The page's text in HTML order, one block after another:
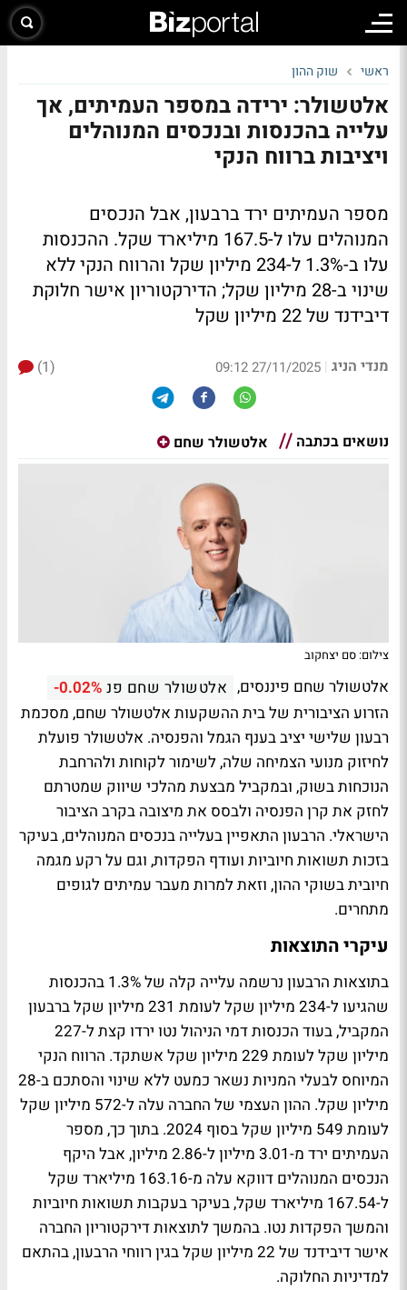
ראשי שוק ההון
אלטשולר: ירידה במספר העמיתים, אך
עלייה בהכנסות ובנכסים המנוהלים
ויציבות ברווח הנקי
מספר העמיתים ירד ברבעון, אבל הנכסים
המנוהלים עלו ל-167.5 מיליארד שקל. ההכנסות
עלו ב-1.3% ל-234 מיליון שקל והרווח הנקי ללא
שינוי ב-28 מיליון שקל; הדירקטוריון אישר חלוקת
דיבידנד של 22 מיליון שקל
מנדי הניג |
27/11/2025 09:12
(1)
נושאים בכתבה אלטשולר שחם
צילום: סם יצחקוב
אלטשולר שחם פיננסים, אלטשולר שחם פנ -0.02%
הזרוע הציבורית של בית ההשקעות אלטשולר שחם, מסכמת
רבעון שלישי יציב בענף הגמל והפנסיה. אלטשולר פועלת
לחיזוק מנועי הצמיחה שלה, לשימור לקוחות ולהרחבת
הנוכחות בשוק, ובמקביל מבצעת מהלכי שיווק שמטרתם
לחזק את קרן הפנסיה ולבסס את מיצובה בקרב הציבור
הישראלי. הרבעון התאפיין בעלייה בנכסים המנוהלים, בעיקר
בזכות תשואות חיוביות ועודף הפקדות, וגם על רקע מגמה
חיובית בשוקי ההון, וזאת למרות מעבר עמיתים לגופים
מתחרים.
עיקרי התוצאות
בתוצאות הרבעון נרשמה עלייה קלה של 1.3% בהכנסות
שהגיעו ל-234 מיליון שקל לעומת 231 מיליון שקל ברבעון
המקביל, בעוד הכנסות דמי הניהול נטו ירדו קצת ל-227
מיליון שקל לעומת 229 מיליון שקל אשתקד. הרווח הנקי
המיוחס לבעלי המניות נשאר כמעט ללא שינוי והסתכם ב-28
מיליון שקל. ההון העצמי של החברה עלה ל-572 מיליון שקל
לעומת 549 מיליון שקל בסוף 2024. בתוך כך, מספר
העמיתים ירד מ-3.01 מיליון ל-2.86 מיליון, אבל היקף
הנכסים המנוהלים דווקא עלה מ-163.16 מיליארד שקל
ל-167.54 מיליארד שקל, בעיקר בעקבות תשואות חיוביות
והמשך הפקדות נטו. בהמשך לתוצאות דירקטוריון החברה
אישר דיבידנד של 22 מיליון שקל בגין רווחי הרבעון, בהתאם
למדיניות החלוקה.